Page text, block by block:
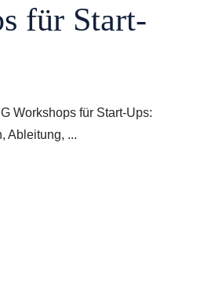
für Start-
Workshops für Start-Ups:
Ableitung, ...